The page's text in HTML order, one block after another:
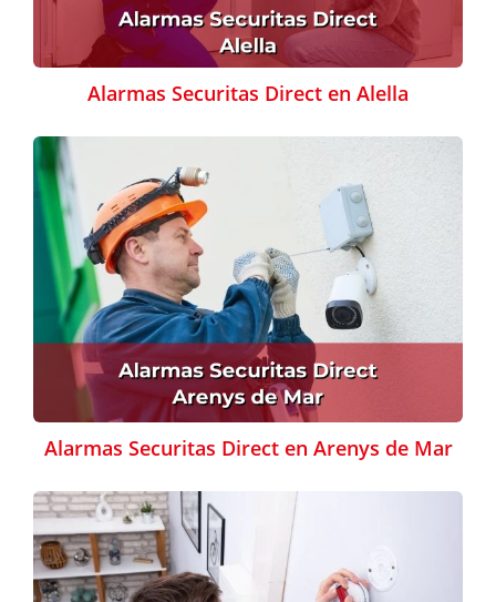
Alarmas Securitas Direct en Alella
Alarmas Securitas Direct en Arenys de Mar